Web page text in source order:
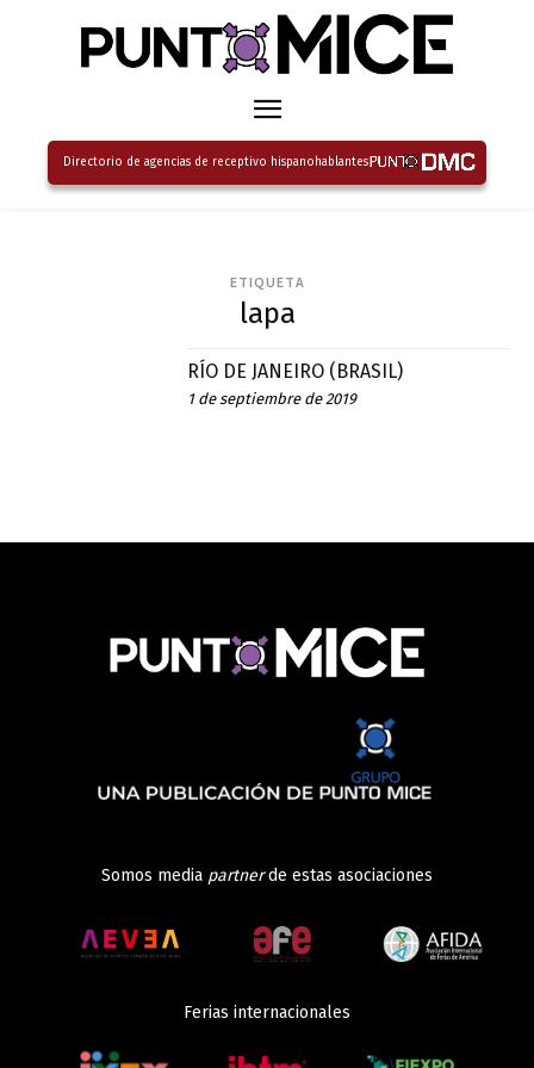
Directorio de agencias de receptivo hispanohablantes
ETIQUETA
lapa
RÍO DE JANEIRO (BRASIL)
1 de septiembre de 2019
Somos media partnerde estas asociaciones
Ferias internacionales